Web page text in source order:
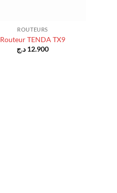
ROUTEURS
Routeur TENDA TX9
12.900 د.ج